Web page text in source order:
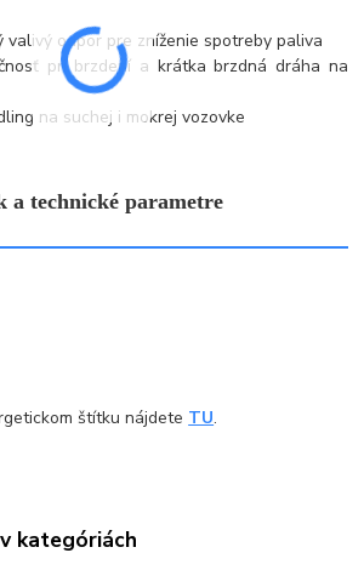
valivý odpor pre zníženie spotreby paliva
pri brzdení a krátka brzdná dráha na
na suchej i mokrej vozovke
a technické parametre
štítku nájdete TU.
kategóriách